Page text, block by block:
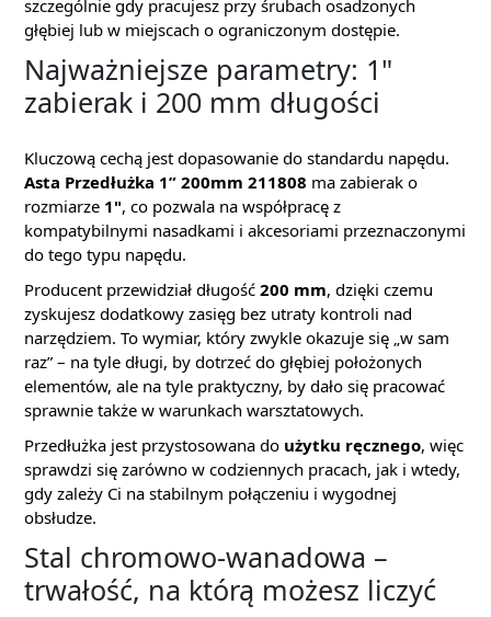
szczególnie gdy pracujesz przy śrubach osadzonych
głębiej lub w miejscach o ograniczonym dostępie.
Najważniejsze parametry: 1"
zabierak i 200 mm długości
Kluczową cechą jest dopasowanie do standardu napędu.
Asta Przedłużka 1” 200mm 211808 ma zabierak o
rozmiarze 1", co pozwala na współpracę z
kompatybilnymi nasadkami i akcesoriami przeznaczonymi
do tego typu napędu.
Producent przewidział długość 200 mm, dzięki czemu
zyskujesz dodatkowy zasięg bez utraty kontroli nad
narzędziem. To wymiar, który zwykle okazuje się „w sam
raz” – na tyle długi, by dotrzeć do głębiej położonych
elementów, ale na tyle praktyczny, by dało się pracować
sprawnie także w warunkach warsztatowych.
Przedłużka jest przystosowana do użytku ręcznego, więc
sprawdzi się zarówno w codziennych pracach, jak i wtedy,
gdy zależy Ci na stabilnym połączeniu i wygodnej
obsłudze.
Stal chromowo-wanadowa –
trwałość, na którą możesz liczyć